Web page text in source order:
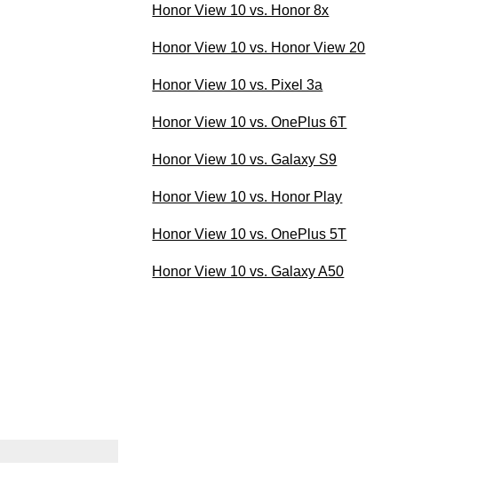
Honor View 10 vs. Honor 8x
Honor View 10 vs. Honor View 20
Honor View 10 vs. Pixel 3a
Honor View 10 vs. OnePlus 6T
Honor View 10 vs. Galaxy S9
Honor View 10 vs. Honor Play
Honor View 10 vs. OnePlus 5T
Honor View 10 vs. Galaxy A50